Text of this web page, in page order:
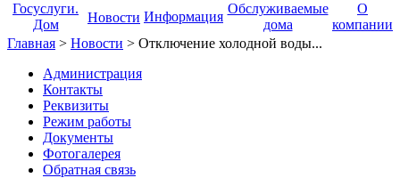
Госуслуги.
Дом
Новости Информация
Обслуживаемые
дома
О
компании
Главная > Новости > Отключение холодной воды...
Администрация
Контакты
Реквизиты
Режим работы
Документы
Фотогалерея
Обратная связь